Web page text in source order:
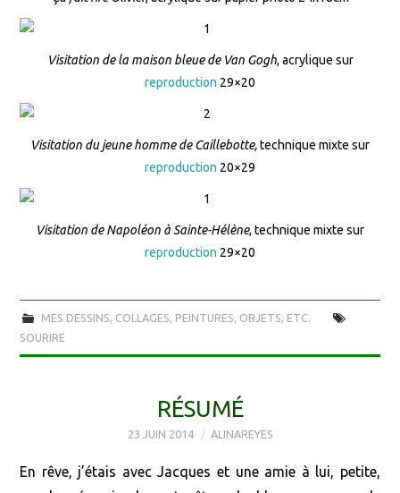
Visitation de la maison bleue de Van Gogh, acrylique sur
reproduction 29×20
Visitation du jeune homme de Caillebotte,technique mixte sur
reproduction 20×29
Visitation de Napoléon à Sainte-Hélène, technique mixte sur
reproduction 29×20
MES DESSINS, COLLAGES, PEINTURES, OBJETS, ETC.
SOURIRE
RÉSUMÉ
23 JUIN 2014 ALINAREYES
En rêve, j’étais avec Jacques et une amie à lui, petite,